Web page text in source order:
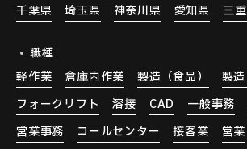
千葉県
埼玉県 神奈川県 愛知県 三
職種
軽作業
倉庫内作業 製造（食品）
製造
フォークリフト
溶接 CAD 一般事務
営業事務
コールセンター 接客業 営業